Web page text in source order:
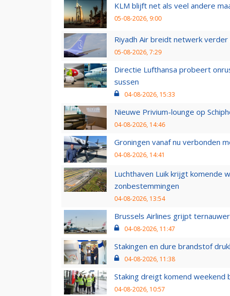
KLM blijft net als veel andere
05-08-2026, 9:00
Riyadh Air breidt netwerk
05-08-2026, 7:29
Directie Lufthansa probeert
sussen
04-08-2026, 15:33
Nieuwe Privium-lounge op
04-08-2026, 14:46
Groningen vanaf nu verbonden
04-08-2026, 14:41
Luchthaven Luik krijgt komende
zonbestemmingen
04-08-2026, 13:54
Brussels Airlines grijpt
04-08-2026, 11:47
Stakingen en dure brandstof
04-08-2026, 11:38
Staking dreigt komend weekend
04-08-2026, 10:57